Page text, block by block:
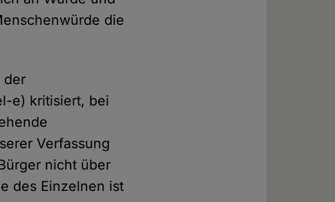
die
der
e) kritisiert, bei
Verfassung
nicht über
des Einzelnen ist